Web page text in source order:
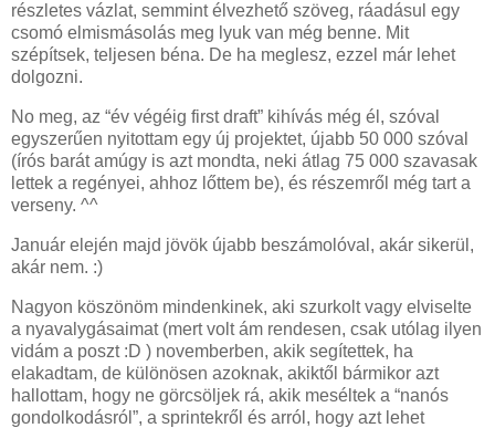
részletes vázlat, semmint élvezhető szöveg, ráadásul egy
csomó elmismásolás meg lyuk van még benne. Mit
szépítsek, teljesen béna. De ha meglesz, ezzel már lehet
dolgozni.
No meg, az “év végéig first draft” kihívás még él, szóval
egyszerűen nyitottam egy új projektet, újabb 50 000 szóval
(írós barát amúgy is azt mondta, neki átlag 75 000 szavasak
lettek a regényei, ahhoz lőttem be), és részemről még tart a
verseny. ^^
Január elején majd jövök újabb beszámolóval, akár sikerül,
akár nem. :)
Nagyon köszönöm mindenkinek, aki szurkolt vagy elviselte
a nyavalygásaimat (mert volt ám rendesen, csak utólag ilyen
vidám a poszt :D ) novemberben, akik segítettek, ha
elakadtam, de különösen azoknak, akiktől bármikor azt
hallottam, hogy ne görcsöljek rá, akik meséltek a “nanós
gondolkodásról”, a sprintekről és arról, hogy azt lehet